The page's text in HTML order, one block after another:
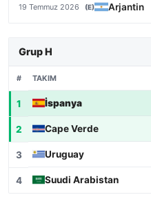
19 Temmuz 2026 (E) Arjantin
Grup H
# TAKIM
1 İspanya
2 Cape Verde
3 Uruguay
4 Suudi Arabistan